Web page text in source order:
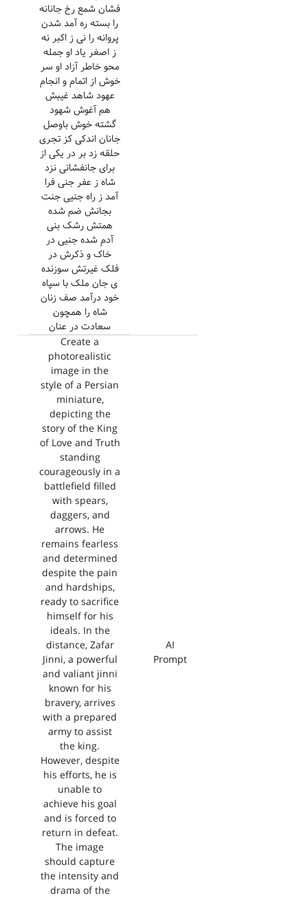
فشان شمع رخ جانانه
را بسته ره آمد شدن
پروانه را نی ز اکبر نه
ز اصغر یاد او جمله
محو خاطر آزاد او سر
خوش از اتمام و انجام
عهود شاهد غیبش
هم آغوش شهود
گشته خوش باوصل
جانان اندکی کز تجری
حلقه زد بر در یکی از
برای جانفشانی نزد
شاه ز عفر جنی فرا
آمد ز راه جنیی جنت
بجانش ضم شده
همتش رشک بنی
آدم شده جنیی در
خاک و ذکرش در
فلک غیرتش سوزنده
ی جان ملک با سپاه
خود درآمد صف زنان
شاه را همچون
سعادت در عنان
AI
Prompt
Create a
photorealistic
image in the
style of a Persian
miniature,
depicting the
story of the King
of Love and Truth
standing
courageously in a
battlefield filled
with spears,
daggers, and
arrows. He
remains fearless
and determined
despite the pain
and hardships,
ready to sacrifice
himself for his
ideals. In the
distance, Zafar
Jinni, a powerful
and valiant jinni
known for his
bravery, arrives
with a prepared
army to assist
the king.
However, despite
his efforts, he is
unable to
achieve his goal
and is forced to
return in defeat.
The image
should capture
the intensity and
drama of the